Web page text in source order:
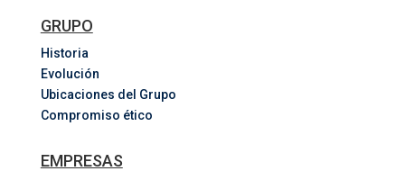
GRUPO
Historia
Evolución
Ubicaciones del Grupo
Compromiso ético
EMPRESAS